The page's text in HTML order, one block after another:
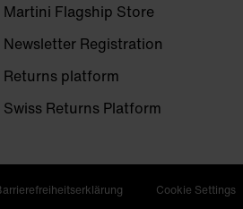
Martini Flagship Store
Newsletter Registration
Returns platform
Swiss Returns Platform
Cookie Settings